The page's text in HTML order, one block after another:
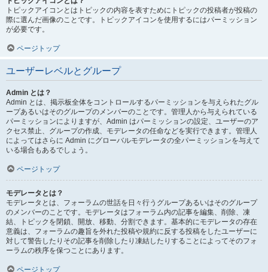
トピックアイコンとはトピックの内容を表すためにトピックの投稿者が投稿の
際に選んだ画像のことです。トピックアイコンを使用するにはパーミッション
が必要です。
ページトップ
ユーザーレベルとグループ
Admin とは？
Admin とは、掲示板全体をコントロールするパーミッションを与えられたグル
ープあるいはそのグループのメンバーのことです。管理人から与えられている
パーミッションによりますが、Admin はパーミッションの設定、ユーザーのア
クセス禁止、グループの作成、モデレータの任命などを実行できます。管理人
によってはさらに Admin にグローバルモデレータの全パーミッションを与えて
いる場合もあるでしょう。
ページトップ
モデレータとは？
モデレータとは、フォーラムの世話を日々行うグループあるいはそのグループ
のメンバーのことです。モデレータはフォーラム内の記事を編集、削除、凍
結、トピックを閉鎖、開放、移動、分割できます。基本的にモデレータの存在
意義は、フォーラムの趣旨を外れた投稿や規約に反する投稿をしたユーザーに
対して警告したりその記事を削除したり凍結したりすることによってそのフォ
ーラムの秩序を保つことにあります。
ページトップ